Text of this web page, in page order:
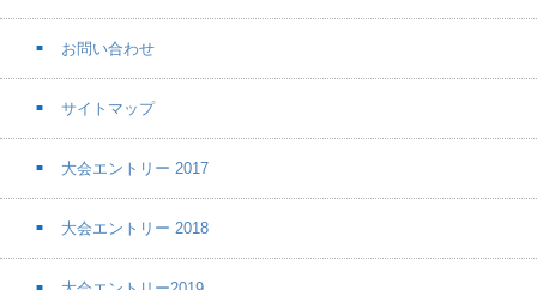
お問い合わせ
サイトマップ
大会エントリー 2017
大会エントリー 2018